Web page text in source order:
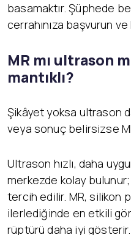
basamaktır. Şüphede
cerrahınıza başvurun
MR mı ultrason
mantıklı?
Şikâyet yoksa ultrason
veya sonuç belirsizse
Ultrason hızlı, daha
merkezde kolay
tercih edilir. MR, silikon
ilerlediğinde en etkili
rüptürü daha iyi